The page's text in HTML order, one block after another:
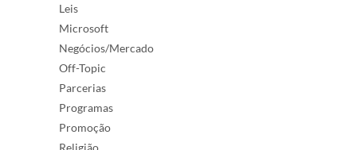
Leis
Microsoft
Negócios/Mercado
Off-Topic
Parcerias
Programas
Promoção
Religião